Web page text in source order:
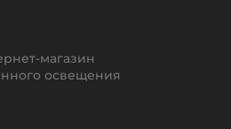
магазин
освещения